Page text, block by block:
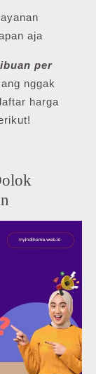
aja
per
nggak
harga